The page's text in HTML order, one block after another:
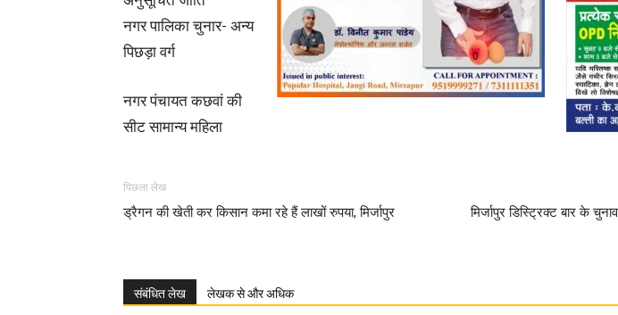
नगर पालिका चुनार- अन्य
पिछड़ा वर्ग
नगर पंचायत कछवां की
सीट सामान्य महिला
पिछला लेख
ड्रैगन की खेती कर किसान कमा रहे हैं लाखों रुपया, मिर्जापुर
मिर्जापुर डिस्ट्रिक्ट बार के
संबंधित लेख लेखक से और अधिक